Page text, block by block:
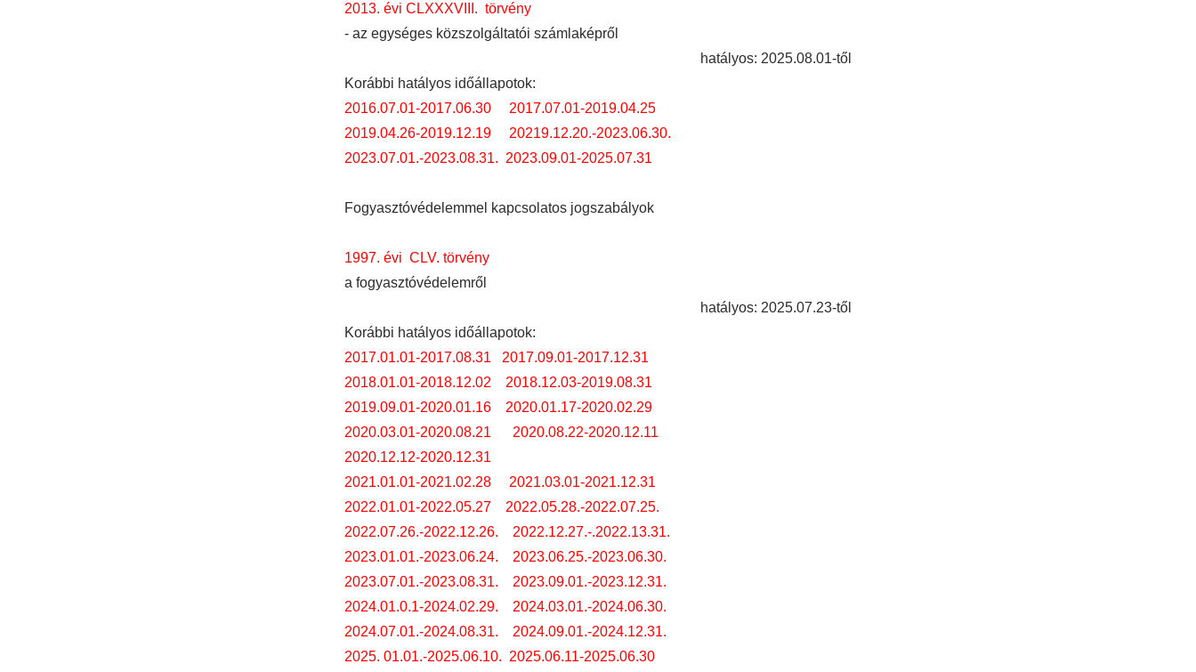
2013. évi CLXXXVIII. törvény
- az egységes közszolgáltatói számlaképről
hatályos: 2025.08.01-től
Korábbi hatályos időállapotok:
2016.07.01-2017.06.30
2017.07.01-2019.04.25
2019.04.26-2019.12.19
20219.12.20.-2023.06.30.
2023.07.01.-2023.08.31. 2023.09.01-2025.07.31
Fogyasztóvédelemmel kapcsolatos jogszabályok
1997. évi CLV. törvény
a fogyasztóvédelemről
hatályos: 2025.07.23-től
Korábbi hatályos időállapotok:
2017.01.01-2017.08.31
2017.09.01-2017.12.31
2018.01.01-2018.12.02
2018.12.03-2019.08.31
2019.09.01-2020.01.16
2020.01.17-2020.02.29
2020.03.01-2020.08.21
2020.08.22-2020.12.11
2020.12.12-2020.12.31
2021.01.01-2021.02.28
2021.03.01-2021.12.31
2022.01.01-2022.05.27
2022.05.28.-2022.07.25.
2022.07.26.-2022.12.26.
2022.12.27.-.2022.13.31.
2023.01.01.-2023.06.24.
2023.06.25.-2023.06.30.
2023.07.01.-2023.08.31.
2023.09.01.-2023.12.31.
2024.01.0.1-2024.02.29.
2024.03.01.-2024.06.30.
2024.07.01.-2024.08.31.
2024.09.01.-2024.12.31.
2025. 01.01.-2025.06.10. 2025.06.11-2025.06.30